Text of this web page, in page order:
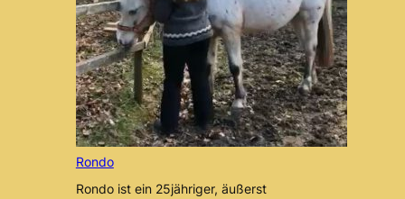
Rondo
Rondo ist ein 25jähriger, äußerst